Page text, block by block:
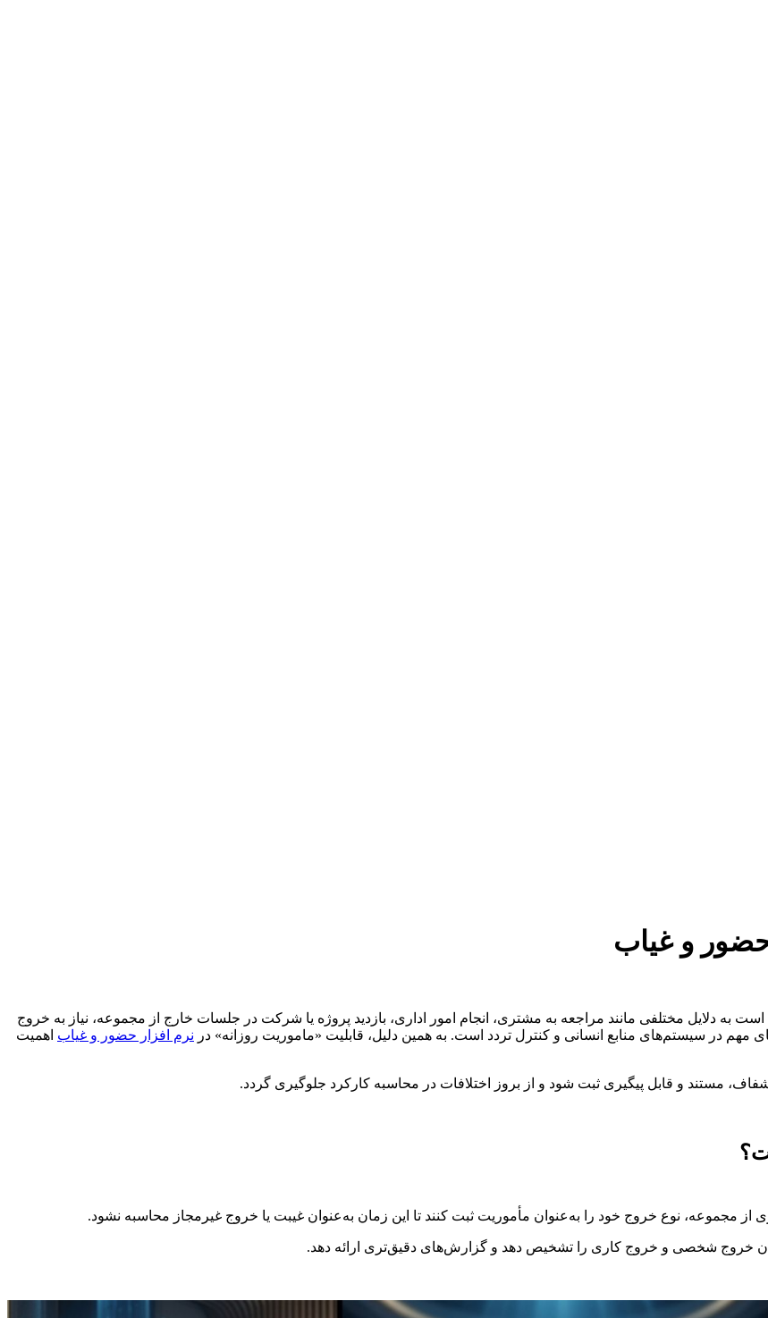
حضور و غیاب
دلایل مختلفی مانند مراجعه به مشتری، انجام امور اداری، بازدید پروژه یا شرکت در جلسات خارج از مجموعه، نیاز به خروج
در سیستم‌های منابع انسانی و کنترل تردد است. به همین دلیل، قابلیت «ماموریت روزانه» در نرم افزار حضور و غیاب اهمیت
مستند و قابل پیگیری ثبت شود و از بروز اختلافات در محاسبه کارکرد جلوگیری گردد.
از مجموعه، نوع خروج خود را به‌عنوان مأموریت ثبت کنند تا این زمان به‌عنوان غیبت یا خروج غیرمجاز محاسبه نشود.
خروج شخصی و خروج کاری را تشخیص دهد و گزارش‌های دقیق‌تری ارائه دهد.